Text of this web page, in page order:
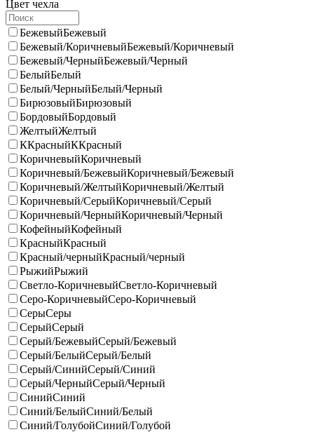
Цвет чехла
БежевыйБежевый
Бежевый/КоричневыйБежевый/Коричневый
Бежевый/ЧерныйБежевый/Черный
БелыйБелый
Белый/ЧерныйБелый/Черный
БирюзовыйБирюзовый
БордовыйБордовый
ЖелтыйЖелтый
ККрасныйККрасный
КоричневыйКоричневый
Коричневый/БежевыйКоричневый/Бежевый
Коричневый/ЖелтыйКоричневый/Желтый
Коричневый/СерыйКоричневый/Серый
Коричневый/ЧерныйКоричневый/Черный
КофейныйКофейный
КрасныйКрасный
Красный/черныйКрасный/черный
РыжийРыжий
Светло-КоричневыйСветло-Коричневый
Серо-КоричневыйСеро-Коричневый
СерыСеры
СерыйСерый
Серый/БежевыйСерый/Бежевый
Серый/БелыйСерый/Белый
Серый/СинийСерый/Синий
Серый/ЧерныйСерый/Черный
СинийСиний
Синий/БелыйСиний/Белый
Синий/ГолубойСиний/Голубой